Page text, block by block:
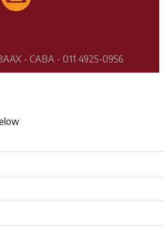
- CABA - 011 4925-0956